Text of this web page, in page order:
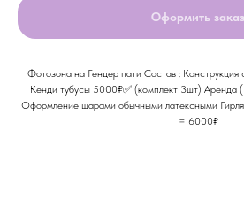
Оформить заказ
Фотозона на Гендер пати Состав :
Кенди тубусы 5000₽✅ (комплект 3шт) Аренда
Оформление шарами обычными латексными
= 6000₽